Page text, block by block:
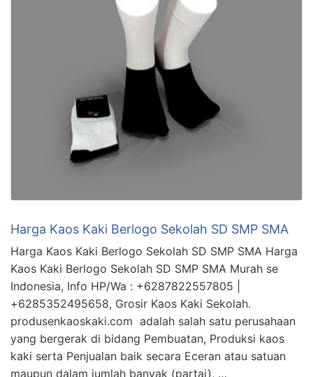
Harga Kaos Kaki Berlogo Sekolah SD SMP SMA
Harga Kaos Kaki Berlogo Sekolah SD SMP SMA Harga
Kaos Kaki Berlogo Sekolah SD SMP SMA Murah se
Indonesia, Info HP/Wa : +6287822557805 |
+6285352495658, Grosir Kaos Kaki Sekolah.
produsenkaoskaki.com adalah salah satu perusahaan
yang bergerak di bidang Pembuatan, Produksi kaos
kaki serta Penjualan baik secara Eceran atau satuan
maupun dalam jumlah banyak (partai), …